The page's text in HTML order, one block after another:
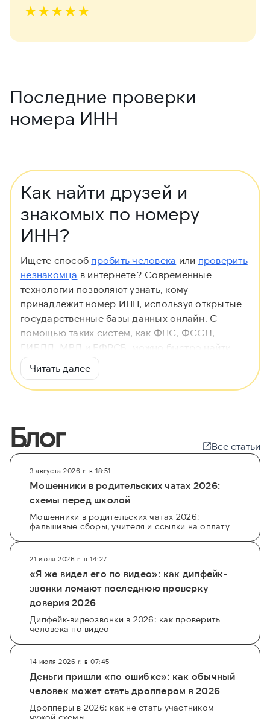
★★★★★
Последние проверки
номера ИНН
Как найти друзей и
знакомых по номеру
ИНН?
Ищете способ пробить человека или проверить
незнакомца в интернете? Современные
технологии позволяют узнать, кому
принадлежит номер ИНН, используя открытые
государственные базы данных онлайн. С
помощью таких систем, как ФНС, ФССП,
ГИБДД, МВД и ЕФРСБ, можно быстро найти
владельца и собрать о нем ключевую
информацию. Это особенно актуально для
проверки контрагентов, новых знакомых или
доступные варианты поиска, что делает
процесс удобным и доступным для каждого.
Чтобы эффективно и безопасно узнать, чей
номер ИНН и связать его с профилями в
социальных сетях, стоит воспользоваться
специализированными платформами, которые
агрегируют данные из всех реестров.
Например, с помощью сервисапоиска по авто
илиобъявлениямможно быстро найти человека
и проверить его историю. Это надежный
способ обезопасить себя от мошенничества,
ведь единая база данных предоставляет доступ
к проверенной информации из официальных
источников, включая ФМС, ГИС ГМП и ФНП,
позволяя бесплатно получить первые данные
или заказать подробный отчет.
Читать далее
Блог Все статьи
3 августа 2026 г. в 18:51
Мошенники в родительских чатах 2026:
схемы перед школой
Мошенники в родительских чатах 2026:
фальшивые сборы, учителя и ссылки на оплату
21 июля 2026 г. в 14:27
«Я же видел его по видео»: как дипфейк-
звонки ломают последнюю проверку
доверия 2026
Дипфейк-видеозвонки в 2026: как проверить
человека по видео
14 июля 2026 г. в 07:45
Деньги пришли «по ошибке»: как обычный
человек может стать дроппером в 2026
Дропперы в 2026: как не стать участником
чужой схемы